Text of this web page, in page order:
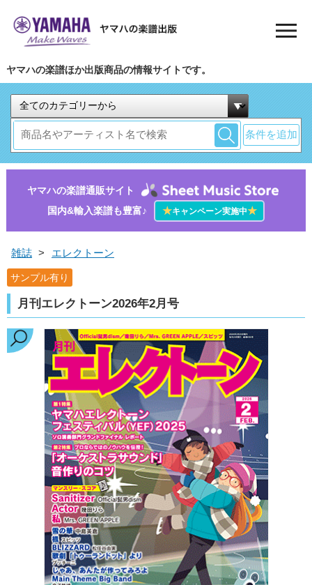
ヤマハの楽譜ほか出版商品の情報サイトです。
条件を追加
ヤマハの楽譜通販サイト
国内&輸入楽譜も豊富♪
★キャンペーン実施中★
雑誌 > エレクトーン
サンプル有り
月刊エレクトーン2026年2月号